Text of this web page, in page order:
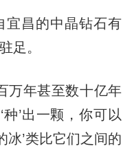
昌的中晶钻石有
足。
年甚至数十亿年
’出一颗，你可以
冰’类比它们之间的